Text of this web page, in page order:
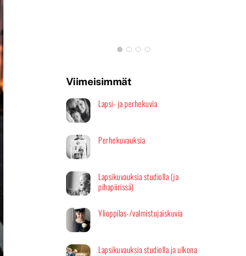
Viimeisimmät
Lapsi- ja perhekuvia
Perhekuvauksia
Lapsikuvauksia studiolla (ja
pihapiirissä)
Ylioppilas-/valmistujaiskuvia
Lapsikuvauksia studiolla ja ulkona